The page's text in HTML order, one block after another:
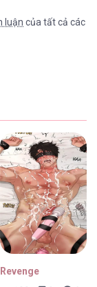
luận của tất cả các
Revenge